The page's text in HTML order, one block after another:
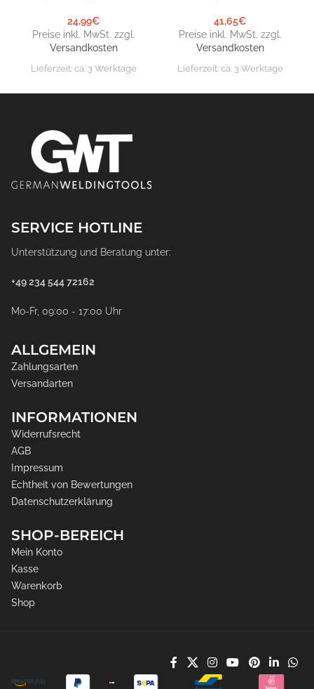
24,99€
Preise inkl. MwSt. zzgl.
Versandkosten
Lieferzeit: ca. 3 Werktage
41,65€
Preise inkl. MwSt. zzgl.
Versandkosten
Lieferzeit: ca. 3 Werktage
SERVICE HOTLINE
Unterstützung und Beratung unter:
+49 234 544 72162
Mo-Fr, 09:00 - 17:00 Uhr
ALLGEMEIN
Zahlungsarten
Versandarten
INFORMATIONEN
Widerrufsrecht
AGB
Impressum
Echtheit von Bewertungen
Datenschutzerklärung
SHOP-BEREICH
Mein Konto
Kasse
Warenkorb
Shop